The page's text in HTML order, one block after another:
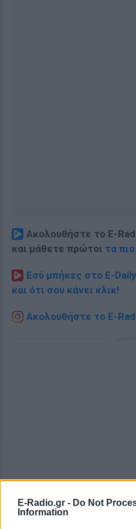
E-Radio.gr - Do Not
Information
Ακολουθήστε το E-
και μάθετε πρώτοι τα
Εσύ μπήκες στο E-
και ότι σου κάνει κλικ!
Ακολουθήστε το E-